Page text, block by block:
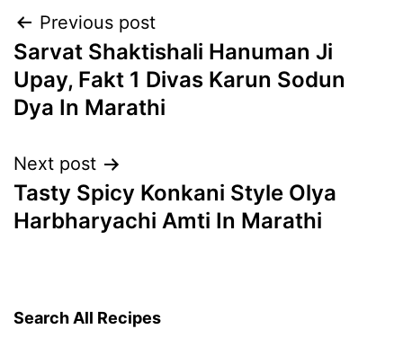
Post
navigation
Previous post
Sarvat Shaktishali Hanuman Ji
Upay, Fakt 1 Divas Karun Sodun
Dya In Marathi
Next post
Tasty Spicy Konkani Style Olya
Harbharyachi Amti In Marathi
Search All Recipes